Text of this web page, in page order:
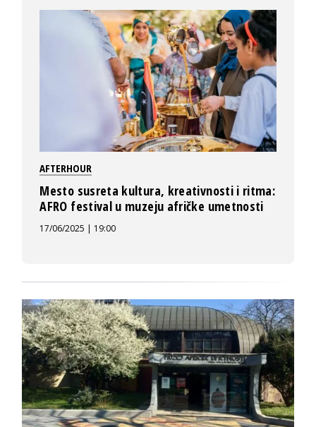
AFTERHOUR
Mesto susreta kultura, kreativnosti i ritma:
AFRO festival u muzeju afričke umetnosti
17/06/2025 | 19:00